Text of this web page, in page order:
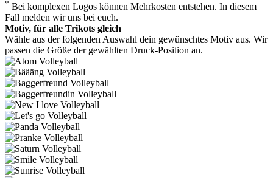
* Bei komplexen Logos können Mehrkosten entstehen. In diesem
Fall melden wir uns bei euch.
Motiv, für alle Trikots gleich
Wähle aus der folgenden Auswahl dein gewünschtes Motiv aus. Wir
passen die Größe der gewählten Druck-Position an.